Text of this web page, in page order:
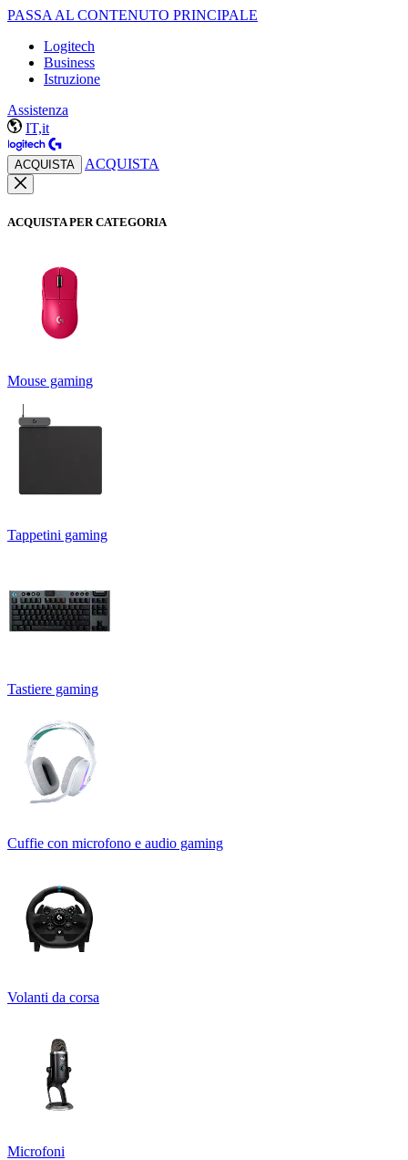
PASSA AL CONTENUTO PRINCIPALE
Logitech
Business
Istruzione
Assistenza
IT,it
ACQUISTA ACQUISTA
ACQUISTA PER CATEGORIA
Mouse gaming
Tappetini gaming
Tastiere gaming
Cuffie con microfono e audio gaming
Volanti da corsa
Microfoni